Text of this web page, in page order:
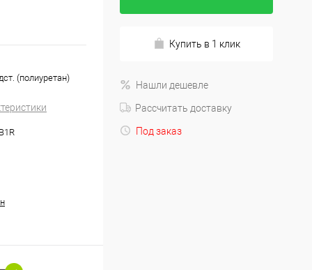
(полиуретан)
Купить в 1 клик
Нашли дешевле
Рассчитать доставку
Под заказ